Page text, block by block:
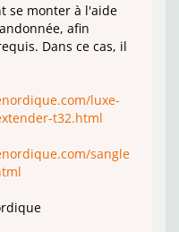
se monter à l'aide
afin
Dans ce cas, il
luxe-
t32.html
sangle